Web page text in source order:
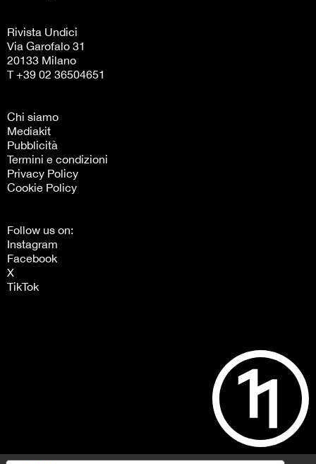
Rivista Undici
Via Garofalo 31
20133 Milano
T +39 02 36504651
Chi siamo
Mediakit
Pubblicità
Termini e condizioni
Privacy Policy
Cookie Policy
Follow us on:
Instagram
Facebook
X
TikTok